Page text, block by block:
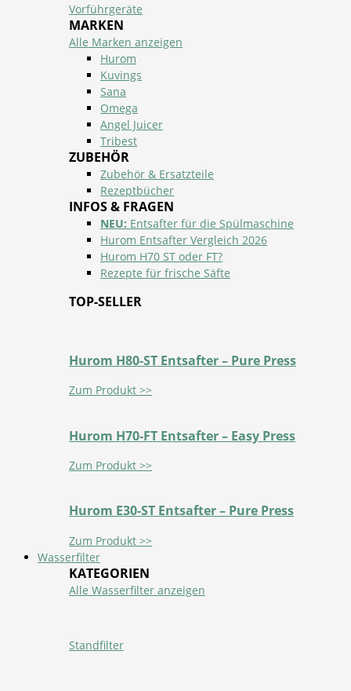
Vorführgeräte
MARKEN
Alle Marken anzeigen
Hurom
Kuvings
Sana
Omega
Angel Juicer
Tribest
ZUBEHÖR
Zubehör & Ersatzteile
Rezeptbücher
INFOS & FRAGEN
NEU: Entsafter für die Spülmaschine
Hurom Entsafter Vergleich 2026
Hurom H70 ST oder FT?
Rezepte für frische Säfte
TOP-SELLER
Hurom H80-ST Entsafter – Pure Press
Zum Produkt >>
Hurom H70-FT Entsafter – Easy Press
Zum Produkt >>
Hurom E30-ST Entsafter – Pure Press
Zum Produkt >>
Wasserfilter
KATEGORIEN
Alle Wasserfilter anzeigen
Standfilter